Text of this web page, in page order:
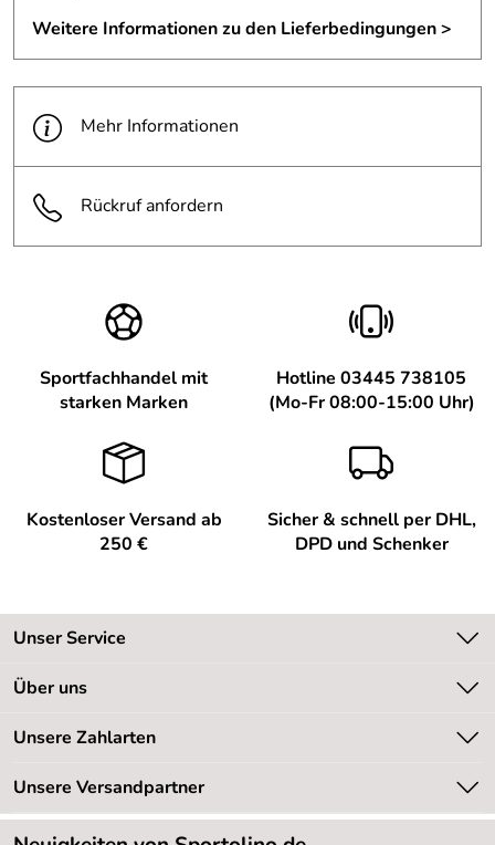
Weitere Informationen zu den Lieferbedingungen >
Mehr Informationen
Rückruf anfordern
Sportfachhandel mit
starken Marken
Hotline 03445 738105
(Mo-Fr 08:00-15:00 Uhr)
Kostenloser Versand ab
250 €
Sicher & schnell per DHL,
DPD und Schenker
Unser Service
Kontakt
Newsletter
Retourenabwicklung
Lieferbedingungen
Über uns
Unsere Bestseller
Neu
Sale %
Unsere Zahlarten
Unsere Versandpartner